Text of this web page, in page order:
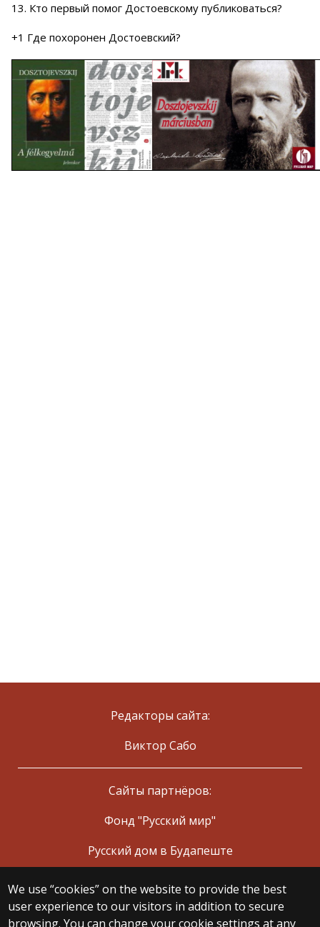
13. Кто первый помог Достоевскому публиковаться?
+1 Где похоронен Достоевский?
We use “cookies” on the website to provide the best
user experience to our visitors in addition to secure
browsing. You can change your cookie settings at any
Редакторы сайта:
Виктор Сабо
Сайты партнёров:
Фонд "Русский мир"
Русский дом в Будапеште
© 2025 Eötvös Loránd University
All rights reserved.
H-1053 Budapest, Egyetem tér 1–3.